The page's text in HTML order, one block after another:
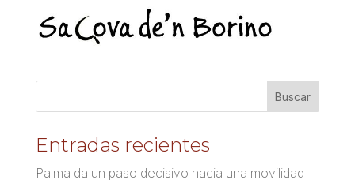
Entradas recientes
Palma da un paso decisivo hacia una movilidad